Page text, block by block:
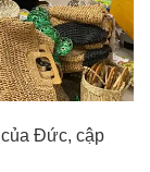
Đức, cập